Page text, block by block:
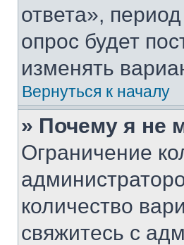
ответа»,
опрос будет
изменять
Вернуться к началу
» Почему я не
Ограничение
количество
свяжитесь с